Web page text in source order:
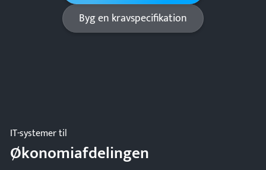
Byg en kravspecifikation
IT-systemer til
Økonomiafdelingen